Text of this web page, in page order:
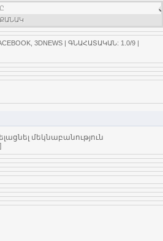
3DNEWS | ԳՆԱՀԱՏԱԿԱՆ: 1.0/9 |
մեկնաբանություն
]